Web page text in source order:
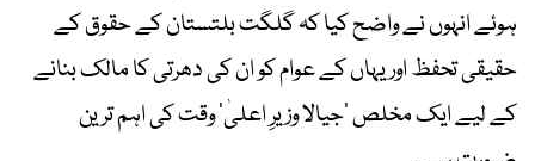
ہوئے انہوں نے واضح کیا کہ گلگت بلتستان کے حقوق کے
حقیقی تحفظ اور یہاں کے عوام کو ان کی دھرتی کا مالک بنانے
کے لیے ایک مخلص ’جیالا وزیرِ اعلیٰ‘ وقت کی اہم ترین